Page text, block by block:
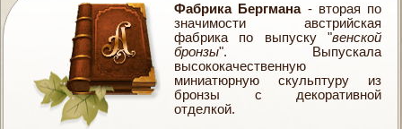
Фабрика Бергмана- вторая по
значимости австрийская
фабрика по выпуску "венской
бронзы". Выпускала
высококачественную
миниатюрную скульптуру из
бронзы с декоративной
отделкой.